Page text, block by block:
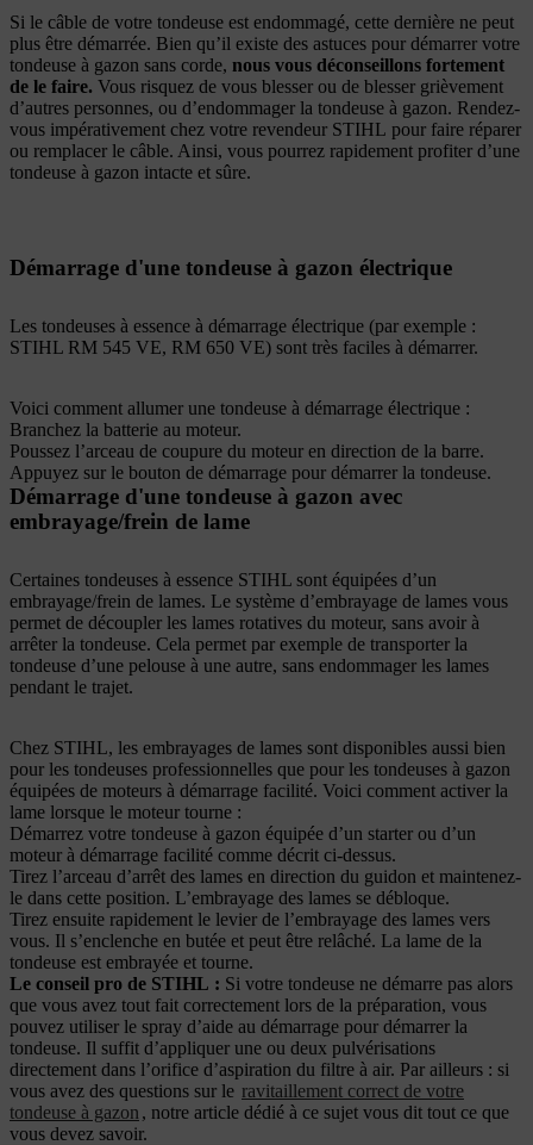
Si le câble de votre tondeuse est endommagé, cette dernière ne peut
plus être démarrée. Bien qu’il existe des astuces pour démarrer votre
tondeuse à gazon sans corde, nous vous déconseillons fortement
de le faire. Vous risquez de vous blesser ou de blesser grièvement
d’autres personnes, ou d’endommager la tondeuse à gazon. Rendez-
vous impérativement chez votre revendeur STIHL pour faire réparer
ou remplacer le câble. Ainsi, vous pourrez rapidement profiter d’une
tondeuse à gazon intacte et sûre.
Démarrage d'une tondeuse à gazon électrique
Les tondeuses à essence à démarrage électrique (par exemple :
STIHL RM 545 VE, RM 650 VE) sont très faciles à démarrer.
Voici comment allumer une tondeuse à démarrage électrique :
Branchez la batterie au moteur.
Poussez l’arceau de coupure du moteur en direction de la barre.
Appuyez sur le bouton de démarrage pour démarrer la tondeuse.
Démarrage d'une tondeuse à gazon avec
embrayage/frein de lame
Certaines tondeuses à essence STIHL sont équipées d’un
embrayage/frein de lames. Le système d’embrayage de lames vous
permet de découpler les lames rotatives du moteur, sans avoir à
arrêter la tondeuse. Cela permet par exemple de transporter la
tondeuse d’une pelouse à une autre, sans endommager les lames
pendant le trajet.
Chez STIHL, les embrayages de lames sont disponibles aussi bien
pour les tondeuses professionnelles que pour les tondeuses à gazon
équipées de moteurs à démarrage facilité. Voici comment activer la
lame lorsque le moteur tourne :
Démarrez votre tondeuse à gazon équipée d’un starter ou d’un
moteur à démarrage facilité comme décrit ci-dessus.
Tirez l’arceau d’arrêt des lames en direction du guidon et maintenez-
le dans cette position. L’embrayage des lames se débloque.
Tirez ensuite rapidement le levier de l’embrayage des lames vers
vous. Il s’enclenche en butée et peut être relâché. La lame de la
tondeuse est embrayée et tourne.
Le conseil pro de STIHL : Si votre tondeuse ne démarre pas alors
que vous avez tout fait correctement lors de la préparation, vous
pouvez utiliser le spray d’aide au démarrage pour démarrer la
tondeuse. Il suffit d’appliquer une ou deux pulvérisations
directement dans l’orifice d’aspiration du filtre à air. Par ailleurs : si
vous avez des questions sur le ravitaillement correct de votre
tondeuse à gazon , notre article dédié à ce sujet vous dit tout ce que
vous devez savoir.